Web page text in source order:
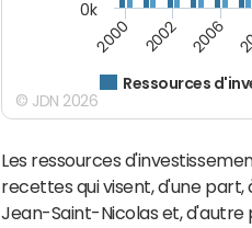
Ressources
2000 2002 2006
0k
© JDN 2026
Les ressources
recettes qui visent, d'une
Jean-Saint-Nicolas et,